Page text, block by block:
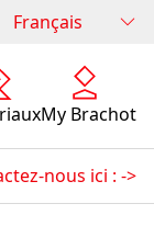
Français
My Brachot
nous ici : ->